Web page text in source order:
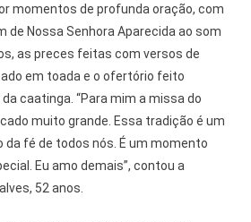
momentos de profunda oração, com
de Nossa Senhora Aparecida ao som
as preces feitas com versos de
em toada e o ofertório feito
caatinga. “Para mim a missa do
muito grande. Essa tradição é um
fé de todos nós. É um momento
Eu amo demais”, contou a
52 anos.